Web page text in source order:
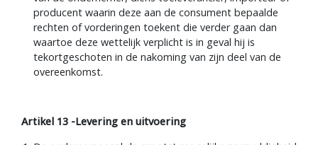
van de ondernemer, diens toeleverancier, importeur of
producent waarin deze aan de consument bepaalde
rechten of vorderingen toekent die verder gaan dan
waartoe deze wettelijk verplicht is in geval hij is
tekortgeschoten in de nakoming van zijn deel van de
overeenkomst.
Artikel 13 -Levering en uitvoering